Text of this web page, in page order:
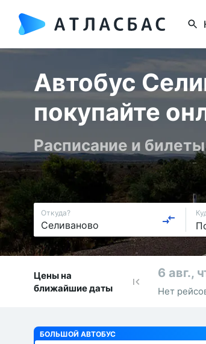
Автобус
покупайте
Расписание и
Откуда?
Цены на
ближайшие даты
6 авг.,
Нет
БОЛЬШОЙ АВТОБУС